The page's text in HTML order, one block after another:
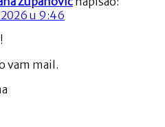
2026 u 9:46
vam mail.